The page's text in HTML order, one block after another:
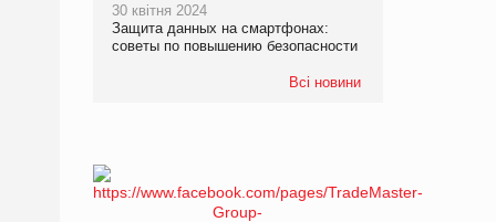
30 квітня 2024
Защита данных на смартфонах:
советы по повышению безопасности
Всі новини